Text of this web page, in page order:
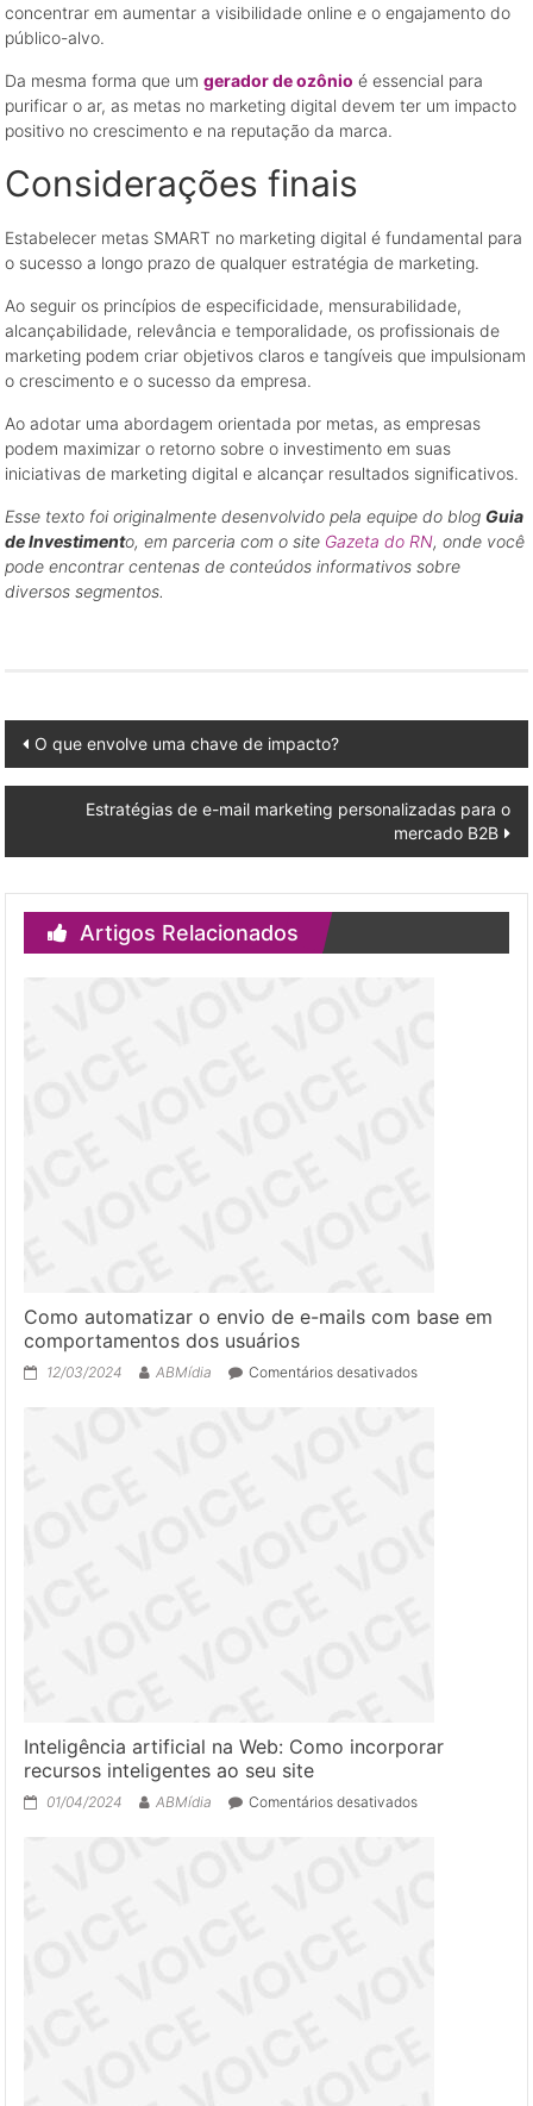
concentrar em aumentar a visibilidade online e o engajamento do
público-alvo.
Da mesma forma que umgerador de ozônio é essencial para
purificar o ar, as metas no marketing digital devem ter um impacto
positivo no crescimento e na reputação da marca.
Considerações finais
Estabelecer metas SMART no marketing digital é fundamental para
o sucesso a longo prazo de qualquer estratégia de marketing.
Ao seguir os princípios de especificidade, mensurabilidade,
alcançabilidade, relevância e temporalidade, os profissionais de
marketing podem criar objetivos claros e tangíveis que impulsionam
o crescimento e o sucesso da empresa.
Ao adotar uma abordagem orientada por metas, as empresas
podem maximizar o retorno sobre o investimento em suas
iniciativas de marketing digital e alcançar resultados significativos.
Esse texto foi originalmente desenvolvido pela equipe do blog Guia
de Investimento, em parceria com o site Gazeta do RN, onde você
pode encontrar centenas de conteúdos informativos sobre
diversos segmentos.
Post
navigation
O que envolve uma chave de impacto?
Estratégias de e-mail marketing personalizadas para o
mercado B2B
Artigos Relacionados
Como automatizar o envio de e-mails com base em
comportamentos dos usuários
12/03/2024 ABMídia Comentários desativadosem
automatizar
Inteligência artificial na Web: Como incorporar
recursos inteligentes ao seu site
01/04/2024 ABMídia Comentários desativadosem
artificial